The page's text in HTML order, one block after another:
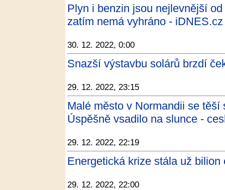
Plyn i benzin jsou nejlevnější
zatím nemá vyhráno - iDNES.cz
30. 12. 2022, 0:00
Snazší výstavbu solárů brzdí
29. 12. 2022, 23:15
Malé město v Normandii se
Úspěšně vsadilo na slunce -
29. 12. 2022, 22:19
Energetická krize stála už bilion
29. 12. 2022, 22:00